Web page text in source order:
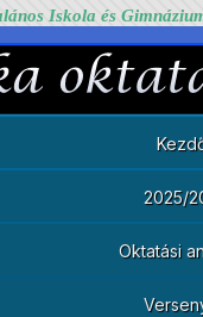
Iskola és
2025/
Oktatási